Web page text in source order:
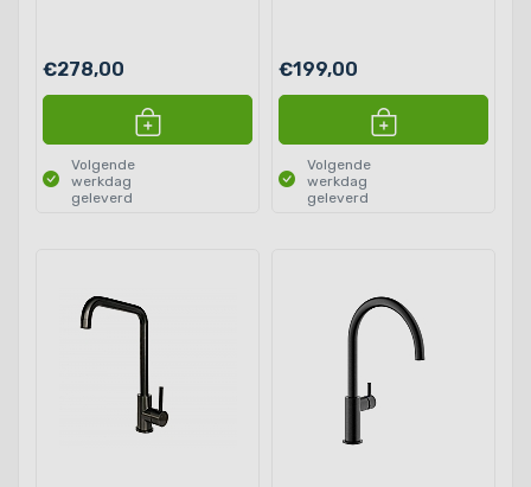
€278,00
Volgende
werkdag
geleverd
€199,00
Volgende
werkdag
geleverd